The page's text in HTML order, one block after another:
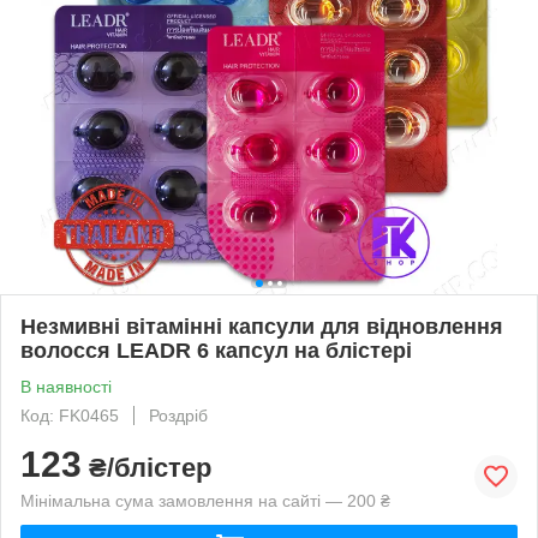
Незмивні вітамінні капсули для відновлення
волосся LEADR 6 капсул на блістері
В наявності
Код: FK0465
Роздріб
123 ₴/блістер
Мінімальна сума замовлення на сайті — 200 ₴